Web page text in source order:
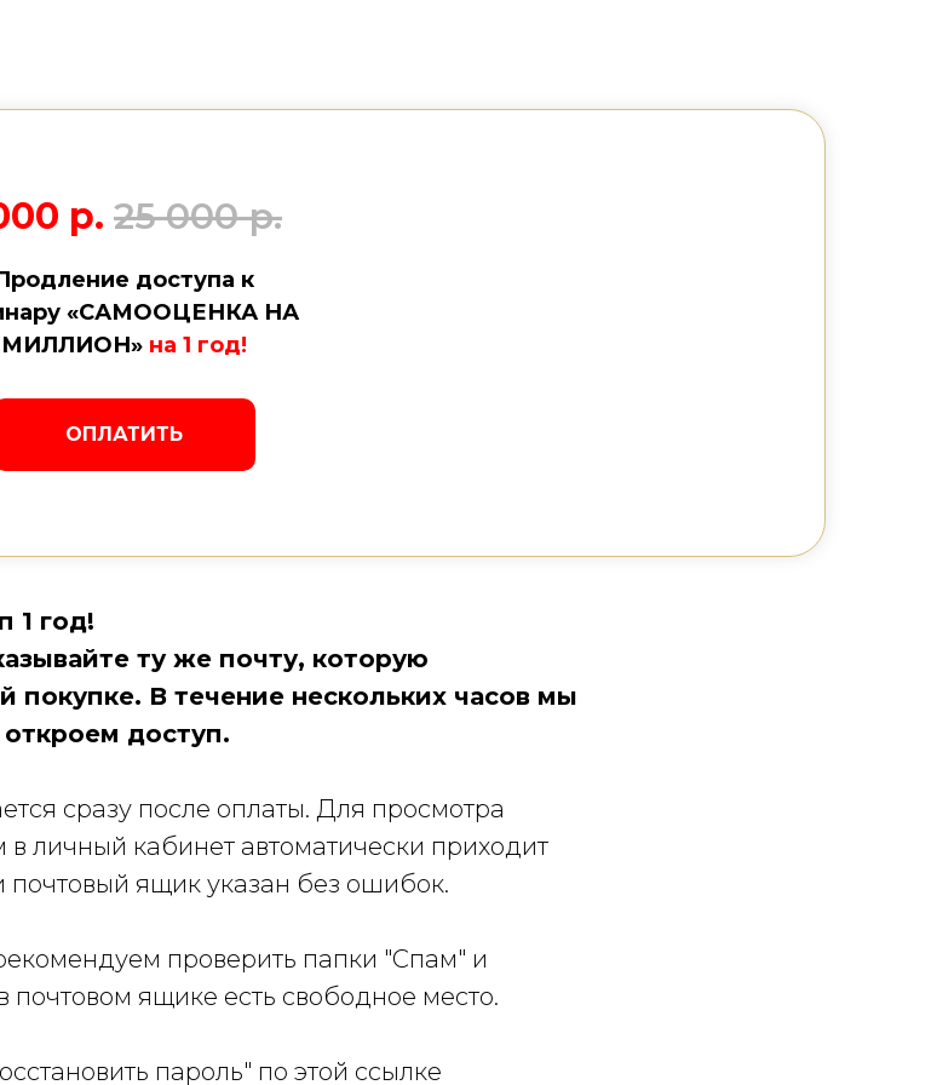
р. 25 000 р.
доступа к
«САМООЦЕНКА НА
МИЛЛИОН» на 1 год!
ОПЛАТИТЬ
1 год!
ту же почту, которую
покупке. В течение нескольких часов мы
доступ.
сразу после оплаты. Для просмотра
личный кабинет автоматически приходит
почтовый ящик указан без ошибок.
проверить папки "Спам" и
почтовом ящике есть свободное место.
пароль" по этой ссылке